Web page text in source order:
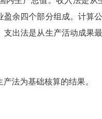
余四个部分组成。计算
出法是从生产活动成果
法为基础核算的结果。